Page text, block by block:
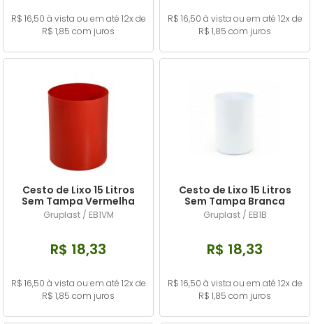
R$ 16,50 à vista ou em até 12x de
R$ 1,85 com juros
R$ 16,50 à vista ou em até 12x de
R$ 1,85 com juros
Cesto de Lixo 15 Litros
Sem Tampa Vermelha
Gruplast / EB1VM
R$ 18,33
R$ 16,50 à vista ou em até 12x de
R$ 1,85 com juros
Cesto de Lixo 15 Litros
Sem Tampa Branca
Gruplast / EB1B
R$ 18,33
R$ 16,50 à vista ou em até 12x de
R$ 1,85 com juros